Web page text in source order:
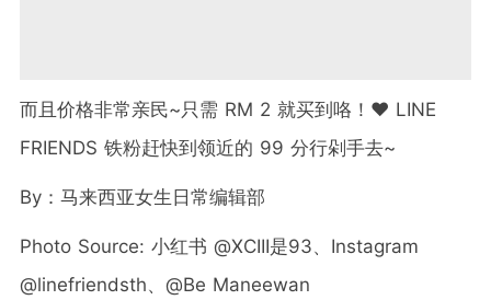
而且价格非常亲民~只需 RM 2 就买到咯！❤️ LINE
FRIENDS 铁粉赶快到领近的 99 分行剁手去~
By：马来西亚女生日常编辑部
Photo Source: 小红书 @XCIII是93、Instagram
@linefriendsth、@Be Maneewan